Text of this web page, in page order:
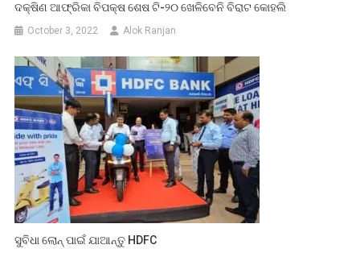
ଦକ୍ଷିଣ ଆଫ୍ରିକା ବିପକ୍ଷ ଶେଷ ଟି-୨୦ ଖେଳିବେନି ବିରାଟ କୋହଲି
October 3, 2022 Alok Ranjan
ସୁବିଧା ଲୋନ୍ ପାଇଁ ଯାଆନ୍ତୁ HDFC